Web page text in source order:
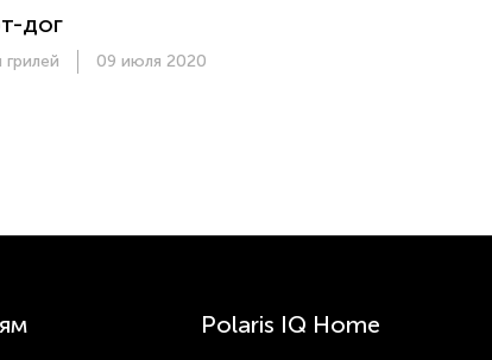
дог
грилей 09 июля 2020
Polaris IQ Home